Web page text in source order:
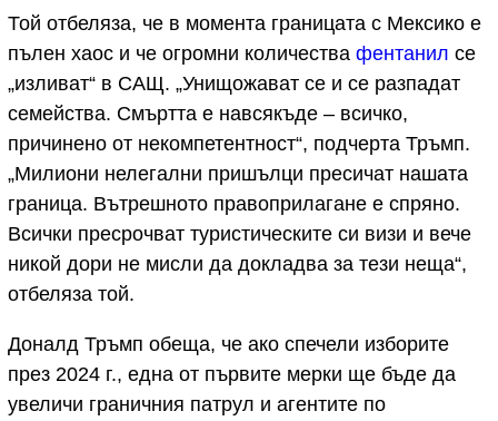
Той отбеляза, че в момента границата с Мексико е
пълен хаос и че огромни количества фентанил се
„изливат“ в САЩ. „Унищожават се и се разпадат
семейства. Смъртта е навсякъде – всичко,
причинено от некомпетентност“, подчерта Тръмп.
„Милиони нелегални пришълци пресичат нашата
граница. Вътрешното правоприлагане е спряно.
Всички пресрочват туристическите си визи и вече
никой дори не мисли да докладва за тези неща“,
отбеляза той.
Доналд Тръмп обеща, че ако спечели изборите
през 2024 г., една от първите мерки ще бъде да
увеличи граничния патрул и агентите по